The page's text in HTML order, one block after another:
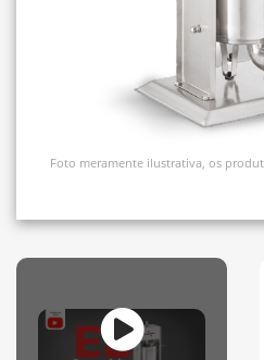
Foto meramente ilustrativa, os